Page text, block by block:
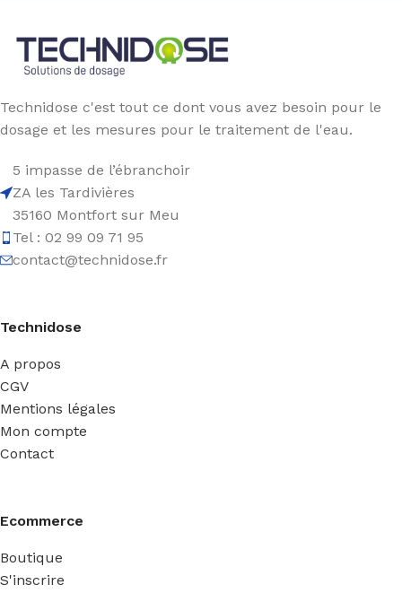
Technidose c'est tout ce dont vous avez besoin pour le
dosage et les mesures pour le traitement de l'eau.
5 impasse de l’ébranchoir
ZA les Tardivières
35160 Montfort sur Meu
Tel : 02 99 09 71 95
contact@technidose.fr
Technidose
A propos
CGV
Mentions légales
Mon compte
Contact
Ecommerce
Boutique
S'inscrire